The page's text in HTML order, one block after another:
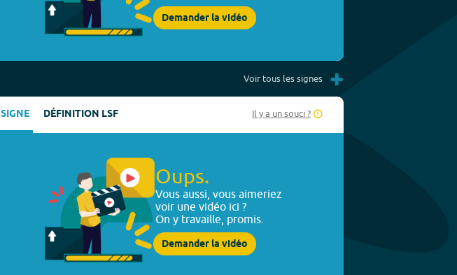
Demander la vidéo
Voir tous les signes +
SIGNE DÉFINITION LSF Il y a un souci ?
Oups.
Vous aussi, vous aimeriez
voir une vidéo ici ?
On y travaille, promis.
Demander la vidéo